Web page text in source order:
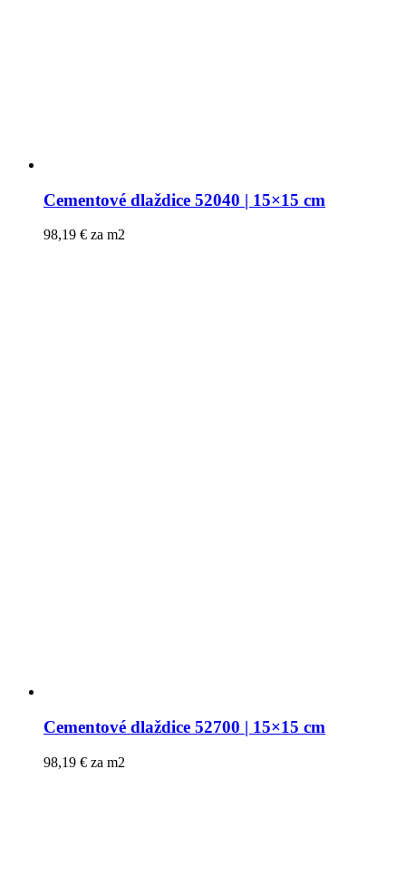
Cementové dlaždice 52040 | 15×15 cm
98,19 € za m2
Cementové dlaždice 52700 | 15×15 cm
98,19 € za m2